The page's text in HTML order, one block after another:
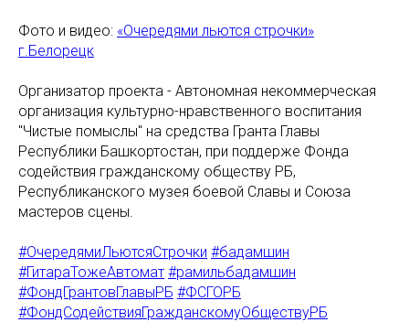
Фото и видео: «Очередями льются строчки»
г.Белорецк
Организатор проекта - Автономная некоммерческая
организация культурно-нравственного воспитания
"Чистые помыслы" на средства Гранта Главы
Республики Башкортостан, при поддерже Фонда
содействия гражданскому обществу РБ,
Республиканского музея боевой Славы и Союза
мастеров сцены.
#ОчередямиЛьютсяСтрочки #бадамшин
#ГитараТожеАвтомат #рамильбадамшин
#ФондГрантовГлавыРБ #ФСГОРБ
#ФондСодействияГражданскомуОбществуРБ